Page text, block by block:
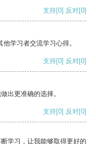
支持[0] 反对[0]
学习者交流学习心得。
支持[0] 反对[0]
出更准确的选择。
支持[0] 反对[0]
学习，让我能够取得更好的